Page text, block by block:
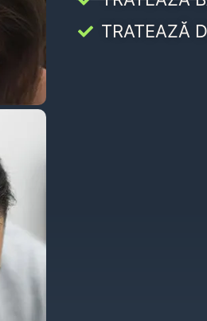
TRATEAZĂ